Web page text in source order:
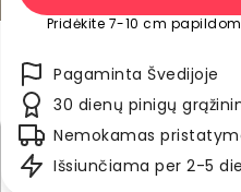
Pridėkite 7-10 cm
Pagaminta Švedijoje
30 dienų pinigų
Nemokamas
Išsiunčiama per 2-5